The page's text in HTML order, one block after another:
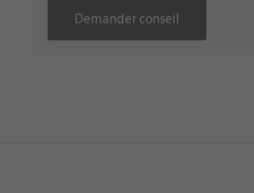
Demander conseil